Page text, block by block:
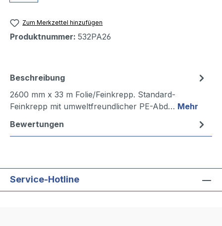
Zum Merkzettel hinzufügen
Produktnummer: 532PA26
Beschreibung
2600 mm x 33 m Folie/Feinkrepp. Standard-
Feinkrepp mit umweltfreundlicher PE-Abd… Mehr
Bewertungen
Service-Hotline